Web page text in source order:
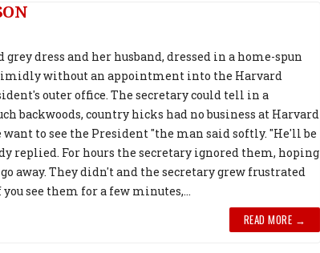
grey dress and her husband, dressed in a home-spun
without an appointment into the Harvard
outer office. The secretary could tell in a
backwoods, country hicks had no business at Harvard
to see the President "the man said softly. "He'll be
replied. For hours the secretary ignored them, hoping
away. They didn't and the secretary grew frustrated
see them for a few minutes,...
READ MORE →